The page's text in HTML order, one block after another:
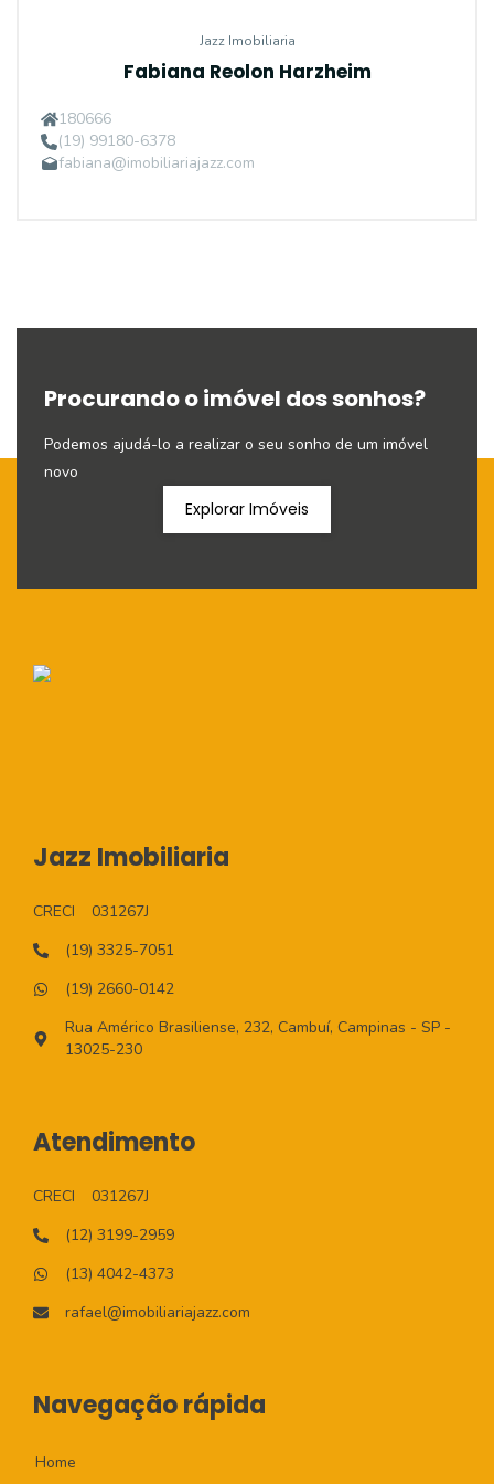
Jazz Imobiliaria
Fabiana Reolon Harzheim
180666
(19) 99180-6378
fabiana@imobiliariajazz.com
Procurando o imóvel dos sonhos?
Podemos ajudá-lo a realizar o seu sonho de um imóvel
novo
Explorar Imóveis
Jazz Imobiliaria
CRECI
031267J
(19) 3325-7051
(19) 2660-0142
Rua Américo Brasiliense, 232, Cambuí, Campinas - SP -
13025-230
Atendimento
CRECI
031267J
(12) 3199-2959
(13) 4042-4373
rafael@imobiliariajazz.com
Navegação rápida
Home